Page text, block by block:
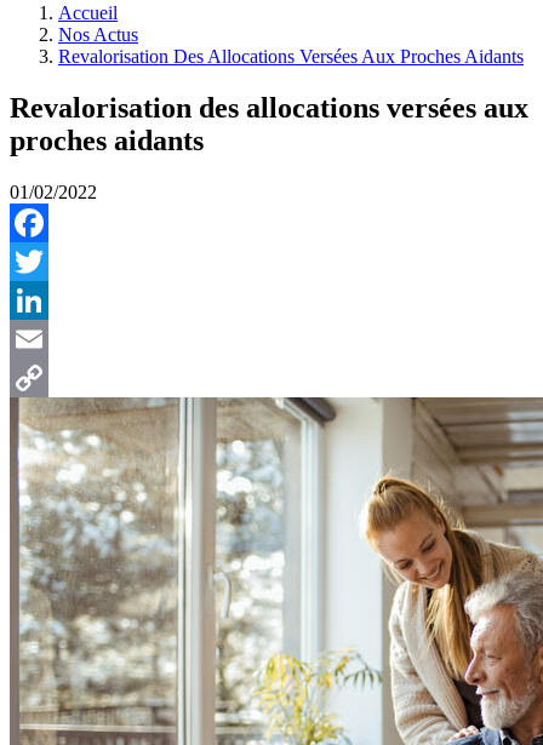
Accueil
Nos Actus
Revalorisation Des Allocations Versées Aux Proches Aidants
Revalorisation des allocations versées aux
proches aidants
01/02/2022
Facebook
Twitter
LinkedIn
Email
Copy
Link